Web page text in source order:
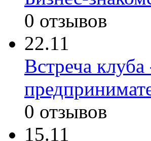
0 отзывов
22.11
Встреча
0 отзывов
15.11